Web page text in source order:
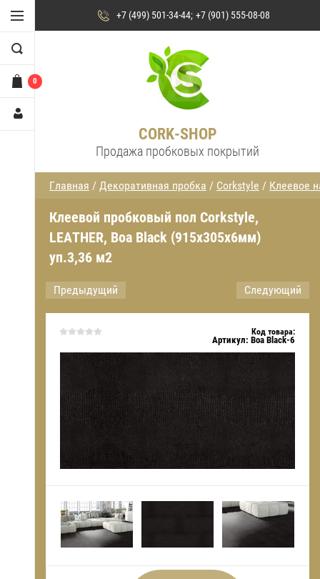
0
+7 (499) 501-34-44 +7 (901) 555-08-08
CORK-SHOP
Продажа пробковых покрытий
Главная / Декоративная пробка / Corkstyle / Клеевое
Клеевой пробковый пол Corkstyle,
LEATHER, Boa Black (915х305х6мм)
уп.3,36 м2
Предыдущий Следующий
Код товара:
Артикул: Boa Black-6